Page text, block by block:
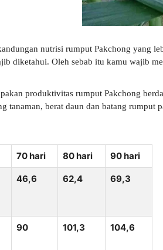
nutrisi rumput Pakchong yang
diketahui. Oleh sebab itu kamu wajib
produktivitas rumput Pakchong
tanaman, berat daun dan batang
70 hari 80 hari 90 hari
46,6 62,4 69,3
90 101,3 104,6